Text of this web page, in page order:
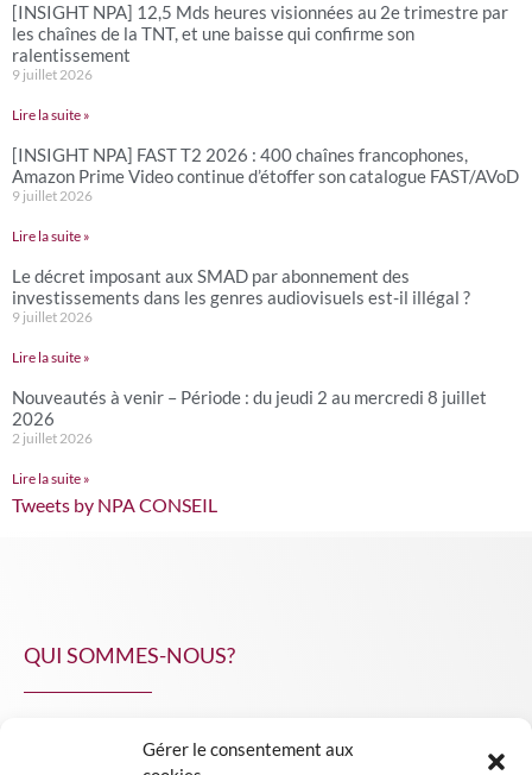
Gérer le consentement aux
[INSIGHT NPA] 12,5 Mds heures visionnées au 2e trimestre par
les chaînes de la TNT, et une baisse qui confirme son
ralentissement
9 juillet 2026
Lire la suite »
[INSIGHT NPA] FAST T2 2026 : 400 chaînes francophones,
Amazon Prime Video continue d’étoffer son catalogue FAST/AVoD
9 juillet 2026
Lire la suite »
Le décret imposant aux SMAD par abonnement des
investissements dans les genres audiovisuels est-il illégal ?
9 juillet 2026
Lire la suite »
Nouveautés à venir – Période : du jeudi 2 au mercredi 8 juillet
2026
2 juillet 2026
Lire la suite »
Tweets by NPA CONSEIL
QUI SOMMES-NOUS?